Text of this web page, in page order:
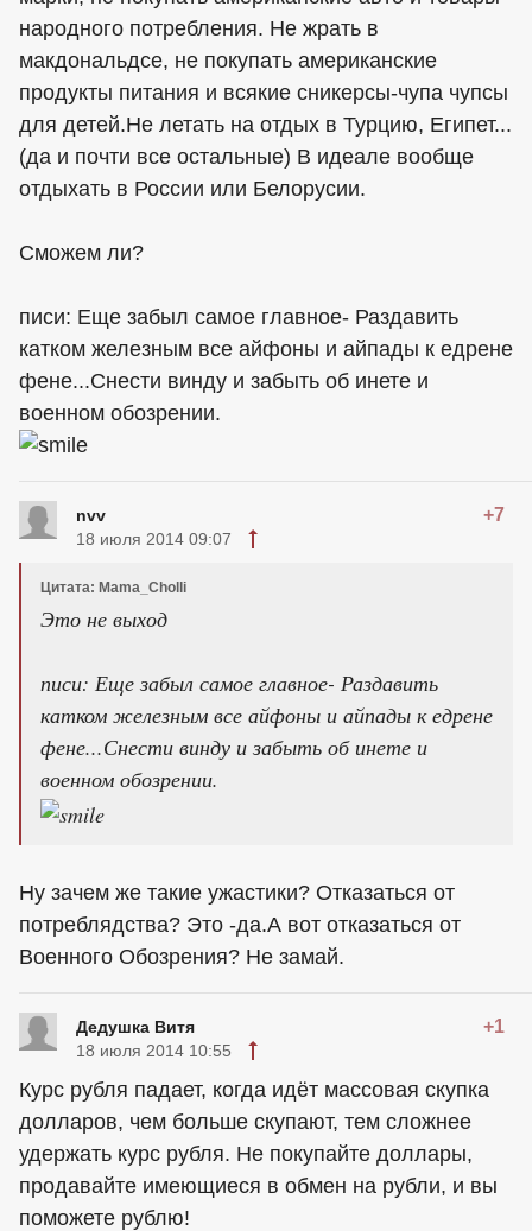
народного потребления. Не жрать в
макдональдсе, не покупать американские
продукты питания и всякие сникерсы-чупа чупсы
для детей.Не летать на отдых в Турцию, Египет...
(да и почти все остальные) В идеале вообще
отдыхать в России или Белорусии.
Сможем ли?
писи: Еще забыл самое главное- Раздавить
катком железным все айфоны и айпады к едрене
фене...Снести винду и забыть об инете и
военном обозрении.
nvv +7
18 июля 2014 09:07
Цитата: Mama_Cholli
Это не выход
писи: Еще забыл самое главное- Раздавить
катком железным все айфоны и айпады к едрене
фене...Снести винду и забыть об инете и
военном обозрении.
Ну зачем же такие ужастики? Отказаться от
потреблядства? Это -да.А вот отказаться от
Военного Обозрения? Не замай.
Дедушка Витя +1
18 июля 2014 10:55
Курс рубля падает, когда идёт массовая скупка
долларов, чем больше скупают, тем сложнее
удержать курс рубля. Не покупайте доллары,
продавайте имеющиеся в обмен на рубли, и вы
поможете рублю!